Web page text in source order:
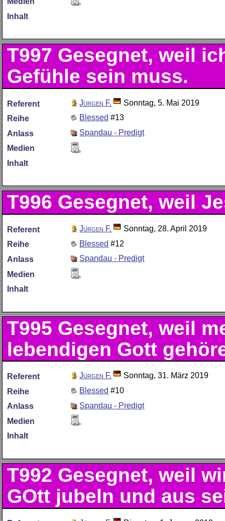
Inhalt
T997 Gesegnet, weil
Gefühle sein muss.
Referent Jürgen F.
Sonntag, 5. Mai 2019
Reihe
Blessed #13
Anlass
Spandau - Predigt
Medien
Inhalt
T996 Gesegnet, weil
Referent Jürgen F.
Sonntag, 28. April 2019
Reihe
Blessed #12
Anlass
Spandau - Predigt
Medien
Inhalt
T995 Gesegnet, weil
lebendigen Gott
Referent Jürgen F.
Sonntag, 31. März 2019
Reihe
Blessed #10
Anlass
Spandau - Predigt
Medien
Inhalt
T992 Gesegnet, weil
GOtt jubeln und aus